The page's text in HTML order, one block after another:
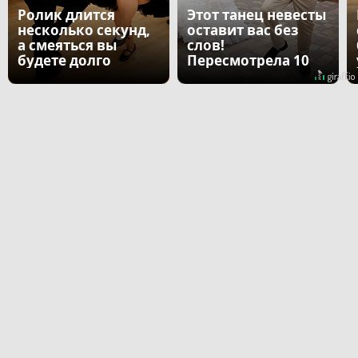
Ролик длится
несколько секунд,
а смеяться вы
будете долго
Этот танец невесты
оставит вас без
слов!
Пересмотрела 10